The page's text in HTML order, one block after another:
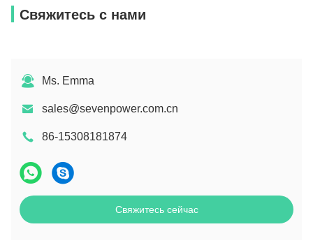
Свяжитесь с нами
Ms. Emma
sales@sevenpower.com.cn
86-15308181874
Свяжитесь сейчас